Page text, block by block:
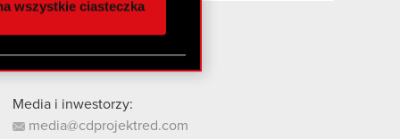
innymi danymi
z naszej witryny,
wszystkie ciasteczka
Media i inwestorzy:
media@cdprojektred.com